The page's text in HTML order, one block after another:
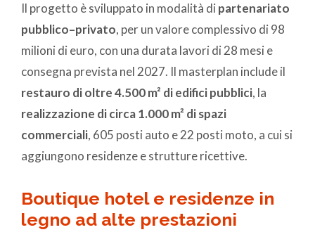
Il progetto è sviluppato in modalità di partenariato
pubblico–privato, per un valore complessivo di 98
milioni di euro, con una durata lavori di 28 mesi e
consegna prevista nel 2027. Il masterplan include il
restauro di oltre 4.500 m² di edifici pubblici, la
realizzazione di circa 1.000 m² di spazi
commerciali, 605 posti auto e 22 posti moto, a cui si
aggiungono residenze e strutture ricettive.
Boutique hotel e residenze in
legno ad alte prestazioni